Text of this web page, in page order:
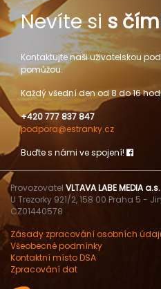
Nevíte si s
Kontaktujte naši uživatelskou
pomůžou.
Každý všední den od 8 do 16
+420 777 837 847
podpora@estranky.cz
Buďte s námi ve spojení!
Provozovatel VLTAVA LABE MEDIA a.s.
U Trezorky 921/2, 158 00 Praha 5 -
CZ01440578
Zásady zpracování osobních
Všeobecné podmínky
Kontaktní místo DSA
Zpracování dat